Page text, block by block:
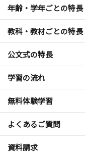
年齢・学年ごとの特長
教科・教材ごとの特長
公文式の特長
学習の流れ
無料体験学習
よくあるご質問
資料請求